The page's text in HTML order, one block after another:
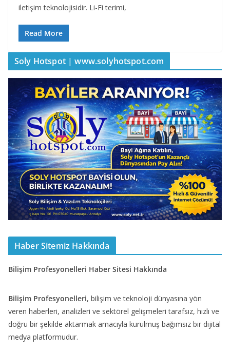
iletişim teknolojisidir. Li-Fi terimi,
Read More
Soly Hotspot | www.solyhotspot.com
Haber Sitemiz Hakkında
Bilişim Profesyonelleri Haber Sitesi Hakkında
Bilişim Profesyonelleri, bilişim ve teknoloji dünyasına yön
veren haberleri, analizleri ve sektörel gelişmeleri tarafsız, hızlı ve
doğru bir şekilde aktarmak amacıyla kurulmuş bağımsız bir dijital
medya platformudur.